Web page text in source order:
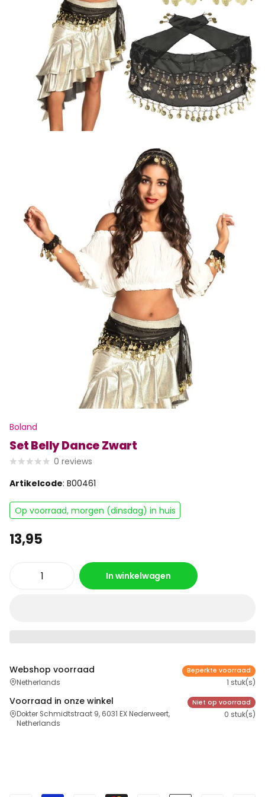
Boland
Set Belly Dance Zwart
0 reviews
Artikelcode: B00461
Op voorraad, morgen (dinsdag) in huis
13,95
In winkelwagen
Webshop voorraad
Netherlands
Beperkte voorraad
1 stuk(s)
Voorraad in onze winkel
Dokter Schmidtstraat 9, 6031 EX Nederweert,
Netherlands
Niet op voorraad
0 stuk(s)